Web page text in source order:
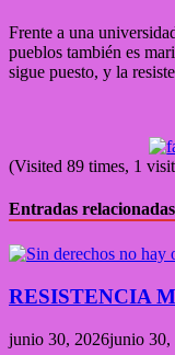
Frente a una
pueblos también es
sigue puesto, y la
(Visited 89 times, 1
Entradas relacionadas
RESISTENCIA
junio 30, 2026junio 30,